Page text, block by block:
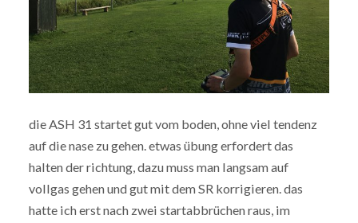
die ASH 31 startet gut vom boden, ohne viel tendenz
auf die nase zu gehen. etwas übung erfordert das
halten der richtung, dazu muss man langsam auf
vollgas gehen und gut mit dem SR korrigieren. das
hatte ich erst nach zwei startabbrüchen raus, im